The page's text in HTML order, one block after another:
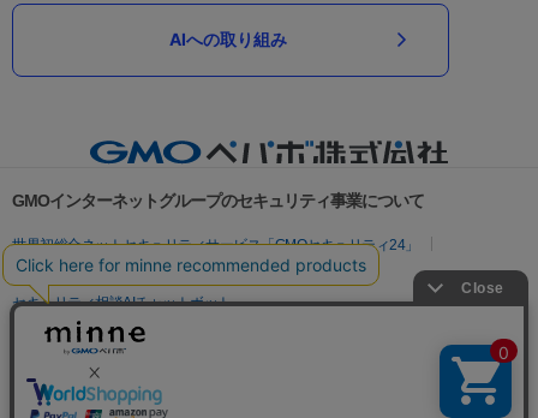
AIへの取り組み
GMOインターネットグループのセキュリティ事業について
世界初総合ネットセキュリティサービス「GMOセキュリティ24」
パスワード漏洩診断
Webサイトリスク診断
セキュリティ相談AIチャットボット
実在証明・盗聴対策
サイバー攻撃対策（GMO Flatt Security）